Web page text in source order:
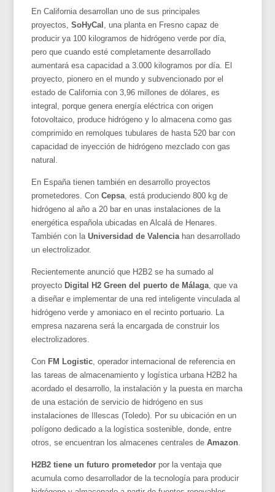
En California desarrollan uno de sus principales
proyectos,SoHyCal , una planta en Fresno capaz de
producir ya 100 kilogramos de hidrógeno verde por día,
pero que cuando esté completamente desarrollado
aumentará esa capacidad a 3.000 kilogramos por día. El
proyecto, pionero en el mundo y subvencionado por el
estado de California con 3,96 millones de dólares, es
integral, porque genera energía eléctrica con origen
fotovoltaico, produce hidrógeno y lo almacena como gas
comprimido en remolques tubulares de hasta 520 bar con
capacidad de inyección de hidrógeno mezclado con gas
natural.
En España tienen también en desarrollo proyectos
prometedores. ConCepsa , está produciendo 800 kg de
hidrógeno al año a 20 bar en unas instalaciones de la
energética española ubicadas en Alcalá de Henares.
También con laUniversidad de Valencia han desarrollado
un electrolizador.
Recientemente anunció que H2B2 se ha sumado al
proyecto Digital H2 Green del puerto de Málaga , que va
a diseñar e implementar de una red inteligente vinculada al
hidrógeno verde y amoniaco en el recinto portuario. La
empresa nazarena será la encargada de construir los
electrolizadores.
Con FM Logistic , operador internacional de referencia en
las tareas de almacenamiento y logística urbana H2B2 ha
acordado el desarrollo, la instalación y la puesta en marcha
de una estación de servicio de hidrógeno en sus
instalaciones de Illescas (Toledo). Por su ubicación en un
polígono dedicado a la logística sostenible, donde, entre
otros, se encuentran los almacenes centrales deAmazon
H2B2 tiene un futuro prometedor por la ventaja que
acumula como desarrollador de la tecnología para producir